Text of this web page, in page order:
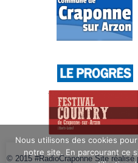
© 2015 #RadioCraponne Site
Nous utilisons des cookies
notre site. En parcourant ce